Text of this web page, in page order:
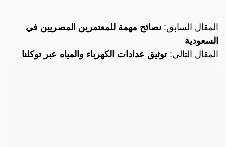
المقال السابق: نصائح مهمة للمعتمرين المصريين في
السعودية
المقال التالي:توثيق عدادات الكهرباء والمياه عبر توكلنا